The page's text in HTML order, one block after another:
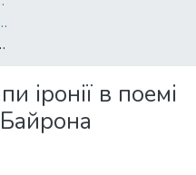
і української філології
Дж.Г. Байрона
іронії в поемі